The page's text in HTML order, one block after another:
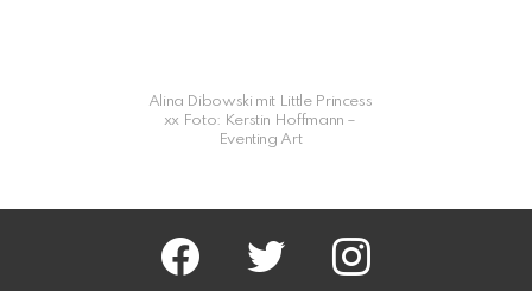
Alina Dibowski mit Little Princess
xx Foto: Kerstin Hoffmann –
Eventing Art
facebook twitter instagram